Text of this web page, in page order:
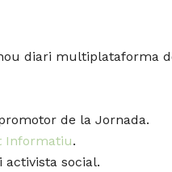
diari multiplataforma
de la Jornada.
Informatiu.
activista social.